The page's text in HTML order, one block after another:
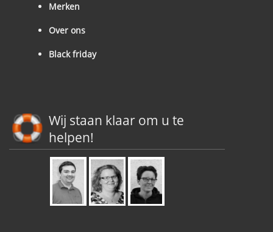
Merken
Over ons
Black friday
Wij staan klaar om u te
helpen!